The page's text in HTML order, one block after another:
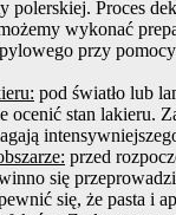
polerskiej. Proces
wykonać
przy
pod światło lub
ocenić stan lakieru.
przed
się
się, że pasta i